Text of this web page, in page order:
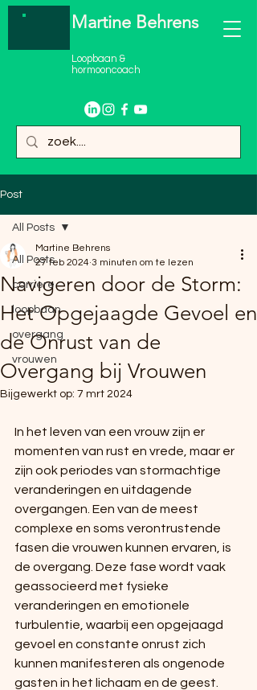
Martine Behrens
Loopbaan &
hormooncoach
Post
All Posts
carriere
loopbaan
overgang
vrouwen
All Posts
Navigeren door de Storm:
Het Opgejaagde Gevoel en
de Onrust van de
Overgang bij Vrouwen
Martine Behrens
27 feb 2024 3 minuten om te lezen
Bijgewerkt op: 7 mrt 2024
In het leven van een vrouw zijn er
momenten van rust en vrede, maar er
zijn ook periodes van stormachtige
veranderingen en uitdagende
overgangen. Een van de meest
complexe en soms verontrustende
fasen die vrouwen kunnen ervaren, is
de overgang. Deze fase wordt vaak
geassocieerd met fysieke
veranderingen en emotionele
turbulentie, waarbij een opgejaagd
gevoel en constante onrust zich
kunnen manifesteren als ongenode
gasten in het lichaam en de geest.